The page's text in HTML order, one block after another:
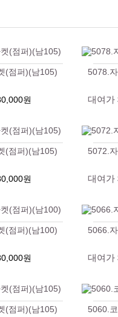
(점퍼)(남105)
원
5078.
대여가
(점퍼)(남105)
원
5072.
대여가
(점퍼)(남100)
원
5066.
대여가
(점퍼)(남105) 5060.